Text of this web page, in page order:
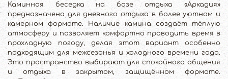
Каминная беседка на базе отдыха «Аркадия»
предназначена для дневного отдыха в более уютном и
камерном формате. Наличие камина создаёт тёплую
атмосферу и позволяет комфортно проводить время в
прохладную погоду, делая этот вариант особенно
подходящим для межсезонья и холодного времени года.
Это пространство выбирают для спокойного общения
и отдыха в закрытом, защищённом формате.